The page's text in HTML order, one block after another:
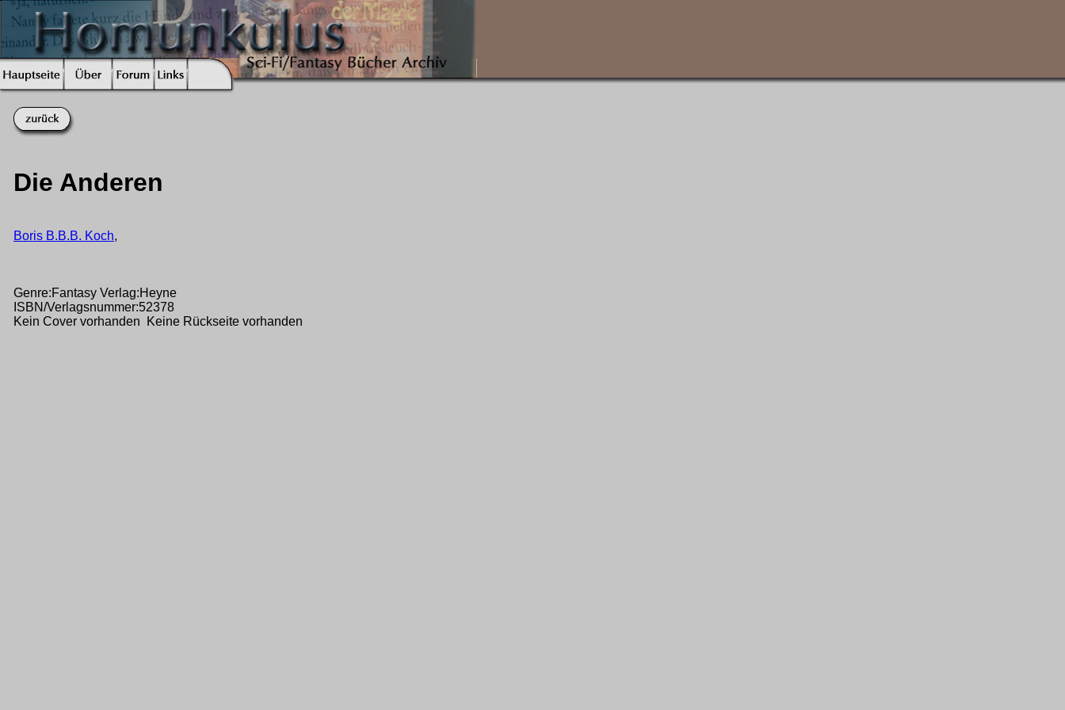
Die Anderen
Boris B.B.B. Koch,
Genre:Fantasy Verlag:Heyne
ISBN/Verlagsnummer:52378
Kein Cover vorhanden Keine Rückseite vorhanden